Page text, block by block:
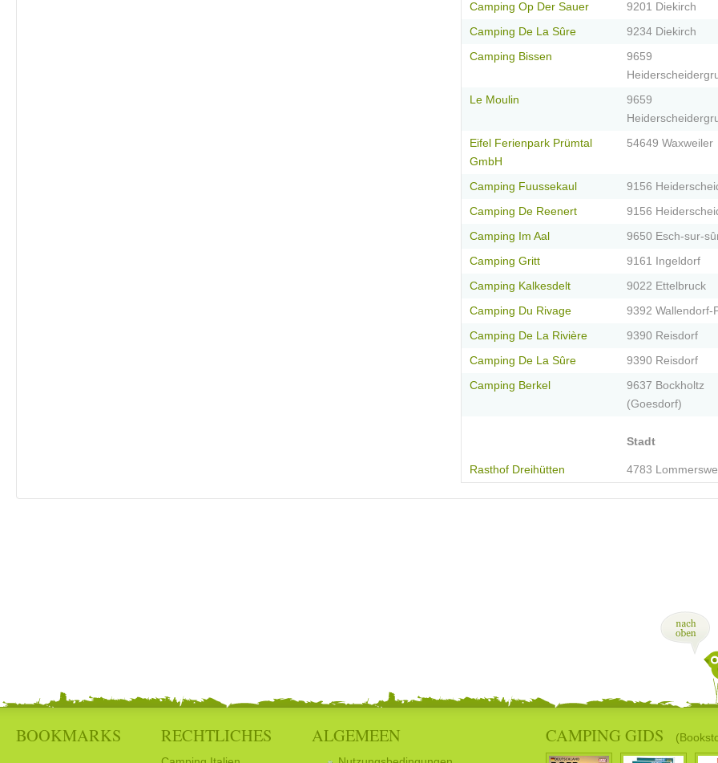
Camping Op Der Sauer 9201 Diekirch
Camping De La Sûre 9234 Diekirch
Camping Bissen
9659
Le Moulin
9659
Eifel Ferienpark Prümtal
GmbH
54649 Waxweiler
Camping Fuussekaul 9156
Camping De Reenert 9156
Camping Im Aal 9650 Esch-sur-
Camping Gritt 9161 Ingeldorf
Camping Kalkesdelt 9022 Ettelbruck
Camping Du Rivage 9392 Wallendorf-
Camping De La Rivière 9390 Reisdorf
Camping De La Sûre 9390 Reisdorf
Camping Berkel
9637 Bockholtz
(Goesdorf)
Stadt
Rasthof Dreihütten 4783
BOOKMARKS RECHTLICHES ALGEMEEN CAMPING GIDS